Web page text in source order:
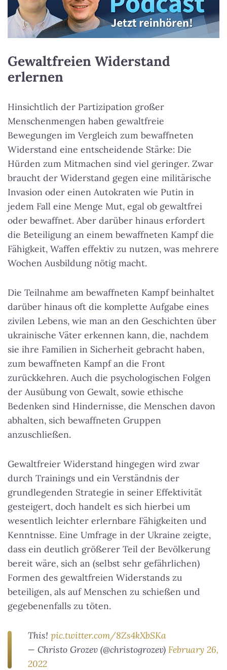
Gewaltfreien Widerstand
erlernen
Hinsichtlich der Partizipation großer
Menschenmengen haben gewaltfreie
Bewegungen im Vergleich zum bewaffneten
Widerstand eine entscheidende Stärke: Die
Hürden zum Mitmachen sind viel geringer. Zwar
braucht der Widerstand gegen eine militärische
Invasion oder einen Autokraten wie Putin in
jedem Fall eine Menge Mut, egal ob gewaltfrei
oder bewaffnet. Aber darüber hinaus erfordert
die Beteiligung an einem bewaffneten Kampf die
Fähigkeit, Waffen effektiv zu nutzen, was mehrere
Wochen Ausbildung nötig macht.
Die Teilnahme am bewaffneten Kampf beinhaltet
darüber hinaus oft die komplette Aufgabe eines
zivilen Lebens, wie man an den Geschichten über
ukrainische Väter erkennen kann, die, nachdem
sie ihre Familien in Sicherheit gebracht haben,
zum bewaffneten Kampf an die Front
zurückkehren. Auch die psychologischen Folgen
der Ausübung von Gewalt, sowie ethische
Bedenken sind Hindernisse, die Menschen davon
abhalten, sich bewaffneten Gruppen
anzuschließen.
Gewaltfreier Widerstand hingegen wird zwar
durch Trainings und ein Verständnis der
grundlegenden Strategie in seiner Effektivität
gesteigert, doch handelt es sich hierbei um
wesentlich leichter erlernbare Fähigkeiten und
Kenntnisse. Eine Umfrage in der Ukraine zeigte,
dass ein deutlich größerer Teil der Bevölkerung
bereit wäre, sich an (selbst sehr gefährlichen)
Formen des gewaltfreien Widerstands zu
beteiligen, als auf Menschen zu schießen und
gegebenenfalls zu töten.
This! pic.twitter.com/8Zs4kXbSKa
— Christo Grozev (@christogrozev) February 26,
2022